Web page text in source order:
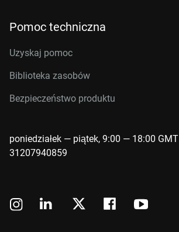
Pomoc techniczna
Uzyskaj pomoc
Biblioteka zasobów
Bezpieczeństwo produktu
poniedziałek — piątek, 9:00 — 18:00 GMT
31207940859